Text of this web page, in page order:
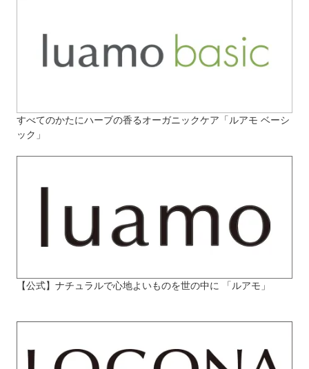
すべてのかたにハーブの香るオーガニックケア「ルアモ ベーシ
ック」
【公式】ナチュラルで心地よいものを世の中に 「ルアモ」